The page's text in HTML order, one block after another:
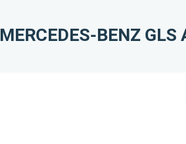
MERCEDES-BENZ GLS